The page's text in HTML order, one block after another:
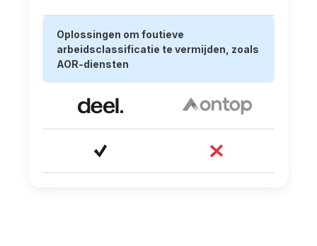
Oplossingen om foutieve
arbeidsclassificatie te vermijden, zoals
AOR-diensten